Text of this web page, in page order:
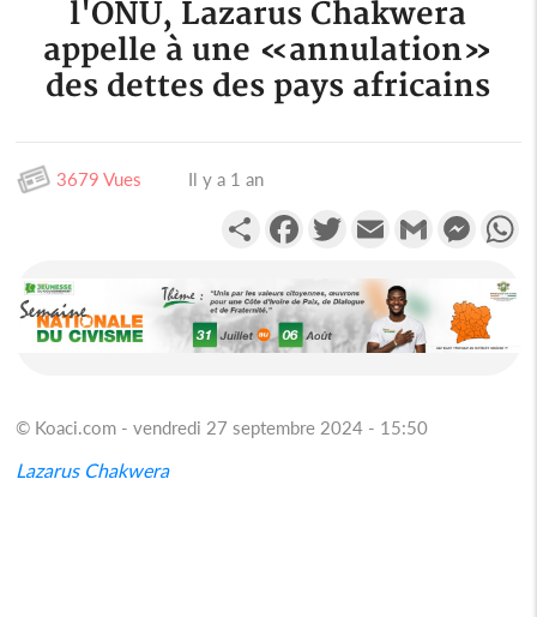
l'ONU, Lazarus Chakwera
appelle à une «annulation»
des dettes des pays africains
3679 Vues Il y a 1 an
PartagerFacebookTwitterEmail Gmail
© Koaci.com - vendredi 27 septembre 2024 - 15:50
Lazarus Chakwera